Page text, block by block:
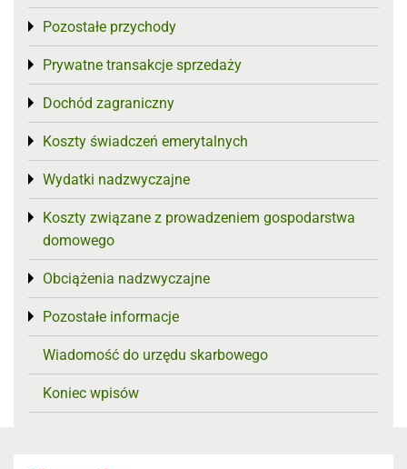
Pozostałe przychody
Toggle menu
Prywatne transakcje sprzedaży
Toggle menu
Dochód zagraniczny
Toggle menu
Koszty świadczeń emerytalnych
Toggle menu
Wydatki nadzwyczajne
Toggle menu
Koszty związane z prowadzeniem gospodarstwa
domowego
Toggle menu
Obciążenia nadzwyczajne
Toggle menu
Pozostałe informacje
Toggle menu
Wiadomość do urzędu skarbowego
Koniec wpisów